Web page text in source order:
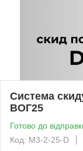
Система
ВОГ25
Готово до
Код: M3-2-25-D